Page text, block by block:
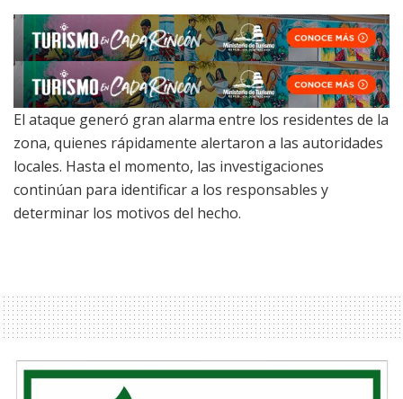
El ataque generó gran alarma entre los residentes de la
zona, quienes rápidamente alertaron a las autoridades
locales. Hasta el momento, las investigaciones
continúan para identificar a los responsables y
determinar los motivos del hecho.